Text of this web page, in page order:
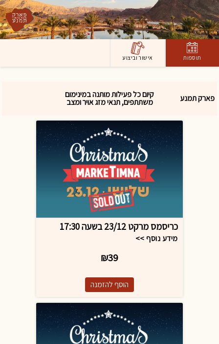
תוספות אישור וביצוע
פארק תמנע קיום כל פעילות מותנה במינימום
משתתפים, תנאי מזג אויר ומצב
כריסמס מרקט 23/12 בשעה 17:30
מידע נוסף >>
₪39